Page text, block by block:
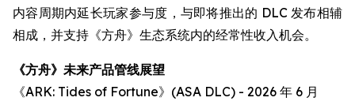
内容周期内延长玩家参与度，与即将推出的 DLC 发布相辅
相成，并支持《方舟》生态系统内的经常性收入机会。
《方舟》未来产品管线展望
《ARK: Tides of Fortune》(ASA DLC) - 2026 年 6 月